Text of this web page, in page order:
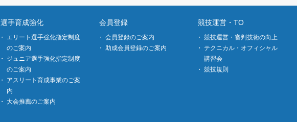
選手育成強化
エリート選手強化指定制度
のご案内
ジュニア選手強化指定制度
のご案内
アスリート育成事業のご案
内
大会推薦のご案内
会員登録
会員登録のご案内
助成会員登録のご案内
競技運営・TO
競技運営・審判技術の向上
テクニカル・オフィシャル
講習会
競技規則